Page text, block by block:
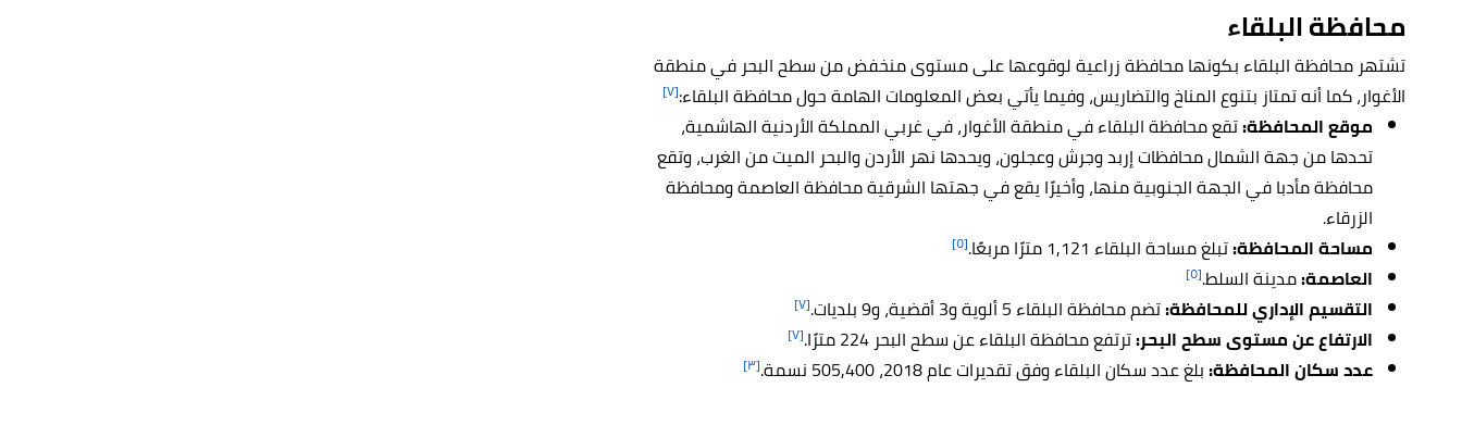
محافظة البلقاء
تشتهر محافظة البلقاء بكونها محافظة زراعية لوقوعها على مستوى منخفض من سطح البحر في منطقة
الأغوار، كما أنه تمتاز بتنوع المناخ والتضاريس، وفيما يأتي بعض المعلومات الهامة حول محافظة البلقاء:[٧]
موقع المحافظة:تقع محافظة البلقاء في منطقة الأغوار، في غربي المملكة الأردنية الهاشمية،
تحدها من جهة الشمال محافظات إربد وجرش وعجلون، ويحدها نهر الأردن والبحر الميت من الغرب، وتقع
محافظة مأدبا في الجهة الجنوبية منها، وأخيرًا يقع في جهتها الشرقية محافظة العاصمة ومحافظة
الزرقاء.
مساحة المحافظة:تبلغ مساحة البلقاء 1,121 مترًا مربعًا. [٥]
العاصمة:مدينة السلط.[٥]
التقسيم الإداري للمحافظة:تضم محافظة البلقاء 5 ألوية و3 أقضية، و9 بلديات. [٧]
الارتفاع عن مستوى سطح البحر:ترتفع محافظة البلقاء عن سطح البحر 224 مترًا. [٧]
عدد سكان المحافظة:بلغ عدد سكان البلقاء وفق تقديرات عام 2018، 505,400 نسمة. [٣]